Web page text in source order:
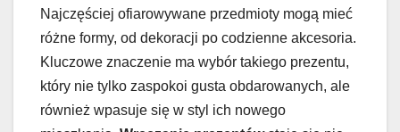
Najczęściej ofiarowywane przedmioty mogą mieć
różne formy, od dekoracji po codzienne akcesoria.
Kluczowe znaczenie ma wybór takiego prezentu,
który nie tylko zaspokoi gusta obdarowanych, ale
również wpasuje się w styl ich nowego